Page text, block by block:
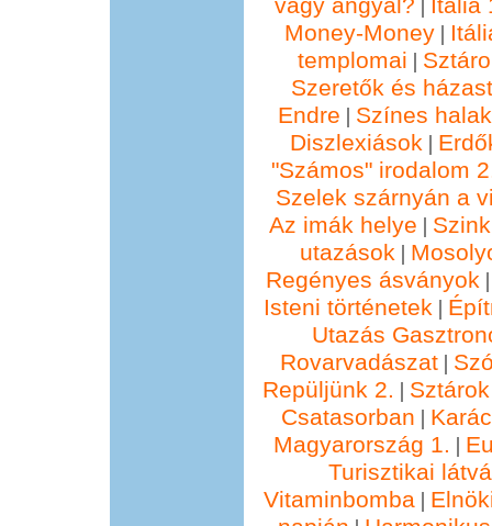
vagy angyal? | Itália
Money-Money |
templomai |
Szeretők és
Endre | Színes
Diszlexiások |
"Számos" irodalom
Szelek szárnyán a
Az imák helye |
utazások |
Regényes ásványok
Isteni történetek |
Utazás
Rovarvadászat|
Repüljünk 2. |
Csatasorban |
Magyarország 1. |
Turisztikai
Vitaminbomba|